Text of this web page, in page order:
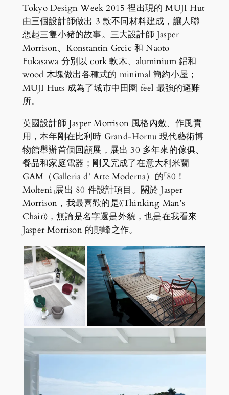
Tokyo Design Week 2015 裡出現的 MUJI Hut
由三個設計師做出 3 款不同材料建成，讓人聯
想起三隻小豬的故事。三大設計師 Jasper
Morrison、Konstantin Grcic 和 Naoto
Fukasawa 分別以 cork 軟木、aluminium 鋁和
wood 木塊做出各種式的 minimal 簡約小屋；
MUJI Huts 成為了城市中田園 feel 最強的避難
所。
英國設計師 Jasper Morrison 風格內斂、作風實
用，本年剛在比利時 Grand-Hornu 現代藝術博
物館舉辦首個回顧展，展出 30 多年來的傢俱、
餐品和家庭電器；剛又完成了在意大利米蘭
GAM（Galleria d’ Arte Moderna）的「80！
Molteni」展出 80 件設計項目。關於 Jasper
Morrison，我最喜歡的是《Thinking Man’s
Chair》，無論是名字還是外貌，也是在我看來
Jasper Morrison 的顛峰之作。